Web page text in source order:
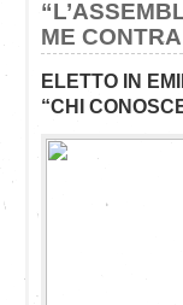
ME
ELETTO IN
“CHI